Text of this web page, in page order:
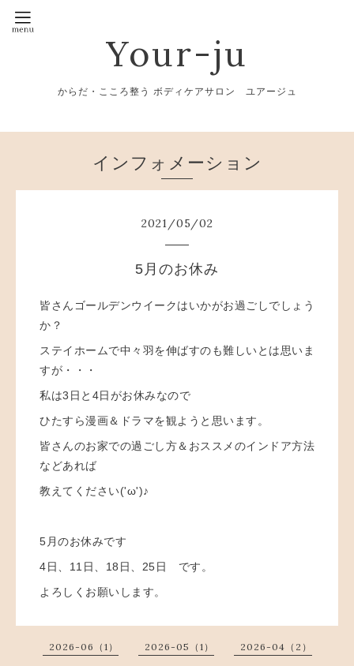
Your-ju
からだ・こころ整う ボディケアサロン ユアージュ
インフォメーション
2021/05/02
5月のお休み
皆さんゴールデンウイークはいかがお過ごしでしょう
か？
ステイホームで中々羽を伸ばすのも難しいとは思いま
すが・・・
私は3日と4日がお休みなので
ひたすら漫画＆ドラマを観ようと思います。
皆さんのお家での過ごし方＆おススメのインドア方法
などあれば
教えてください('ω')♪
5月のお休みです
4日、11日、18日、25日 です。
よろしくお願いします。
2026-06（1） 2026-05（1） 2026-04（2）